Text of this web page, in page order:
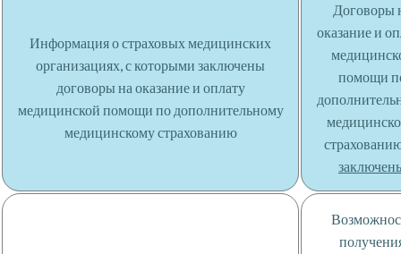
Информация о страховых медицинских
организациях, с которыми заключены
договоры на оказание и оплату
медицинской помощи по дополнительному
медицинскому страхованию
Договоры
оказание и
помощи